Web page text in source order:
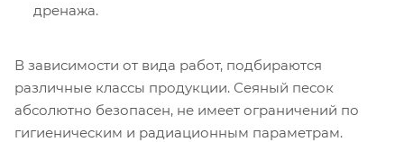
дренажа.
В зависимости от вида работ, подбираются
различные классы продукции. Сеяный песок
абсолютно безопасен, не имеет ограничений по
гигиеническим и радиационным параметрам.